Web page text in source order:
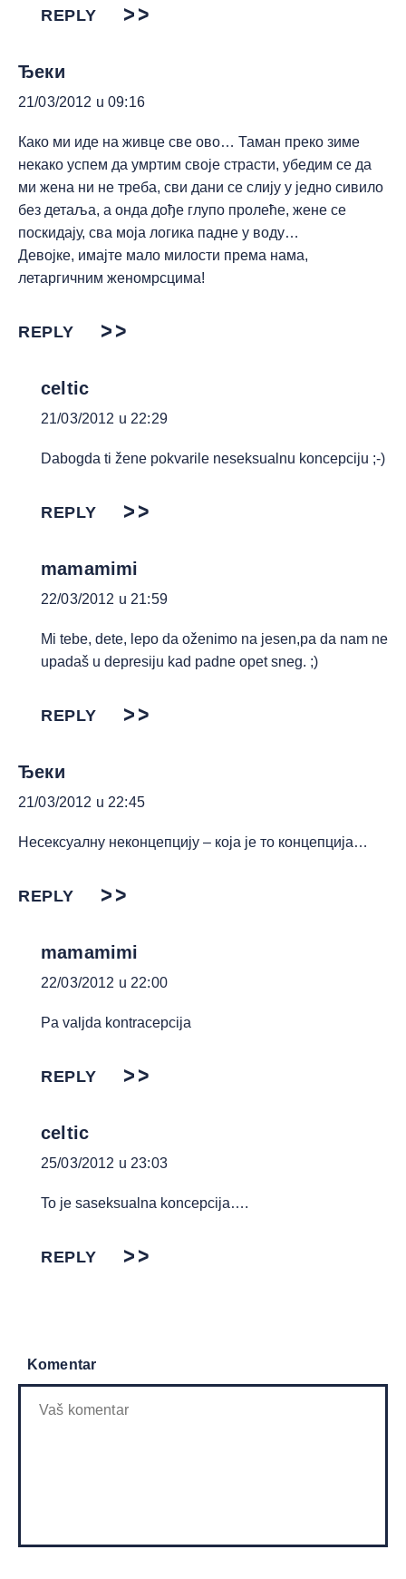
REPLY
Ђеки
21/03/2012 u 09:16
Како ми иде на живце све ово… Таман преко зиме
некако успем да умртим своје страсти, убедим се да
ми жена ни не треба, сви дани се слију у једно сивило
без детаља, а онда дође глупо пролеће, жене се
поскидају, сва моја логика падне у воду…
Девојке, имајте мало милости према нама,
летаргичним женомрсцима!
REPLY
celtic
21/03/2012 u 22:29
Dabogda ti žene pokvarile neseksualnu koncepciju ;-)
REPLY
mamamimi
22/03/2012 u 21:59
Mi tebe, dete, lepo da oženimo na jesen,pa da nam ne
upadaš u depresiju kad padne opet sneg. ;)
REPLY
Ђеки
21/03/2012 u 22:45
Несексуалну неконцепцију – која је то концепција…
REPLY
mamamimi
22/03/2012 u 22:00
Pa valjda kontracepcija
REPLY
celtic
25/03/2012 u 23:03
To je saseksualna koncepcija….
REPLY
Komentar